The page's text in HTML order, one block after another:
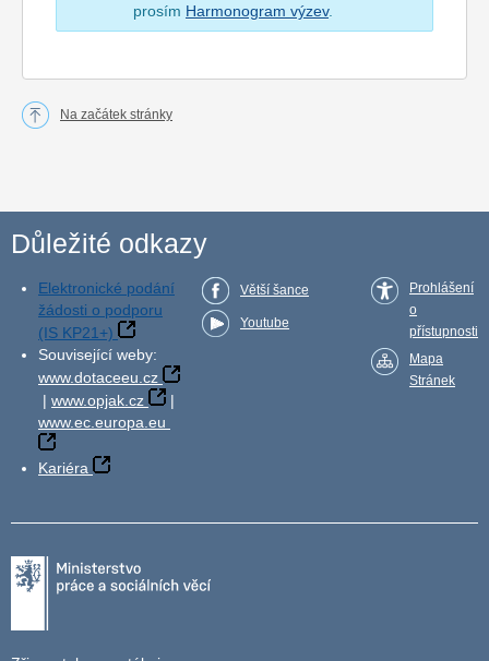
prosím Harmonogram výzev.
Na začátek stránky
Důležité odkazy
Elektronické podání
žádosti o podporu
(IS KP21+)
Související weby:
www.dotaceeu.cz
| www.opjak.cz
|
www.ec.europa.eu
Kariéra
Větší šance
Youtube
Prohlášení
o
přístupnosti
Mapa
Stránek